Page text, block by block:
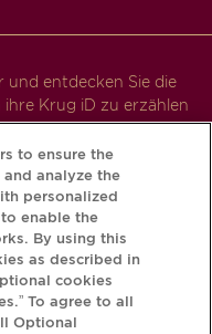
und entdecken Sie die
Krug iD zu erzählen
to ensure the
analyze the
personalized
enable the
By using this
as described in
cookies
To agree to all
Optional